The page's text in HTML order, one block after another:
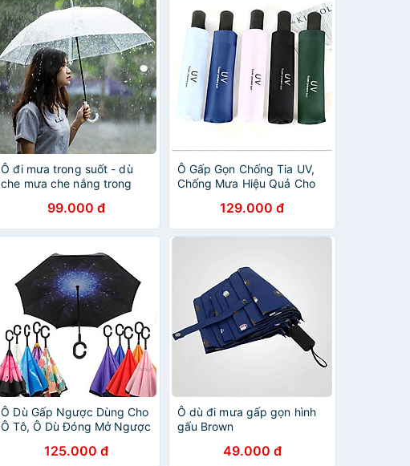
Ô đi mưa trong suốt - dù
che mưa che nắng trong
99.000 đ
Ô Gấp Gọn Chống Tia UV,
Chống Mưa Hiệu Quả Cho
129.000 đ
Ô Dù Gấp Ngược Dùng Cho
Ô Tô, Ô Dù Đóng Mở Ngược
125.000 đ
Ô dù đi mưa gấp gọn hình
gấu Brown
49.000 đ